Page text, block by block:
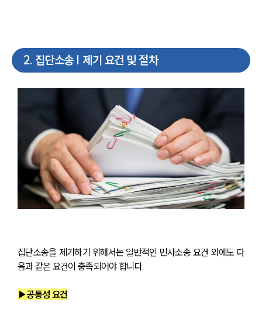
2. 집단소송 | 제기 요건 및 절차
집단소송을 제기하기 위해서는 일반적인 민사소송 요건 외에도 다
음과 같은 요건이 충족되어야 합니다.
▶공통성 요건